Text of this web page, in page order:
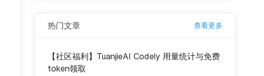
热门文章 查看更多
【社区福利】TuanjieAI Codely 用量统计与免费
token领取